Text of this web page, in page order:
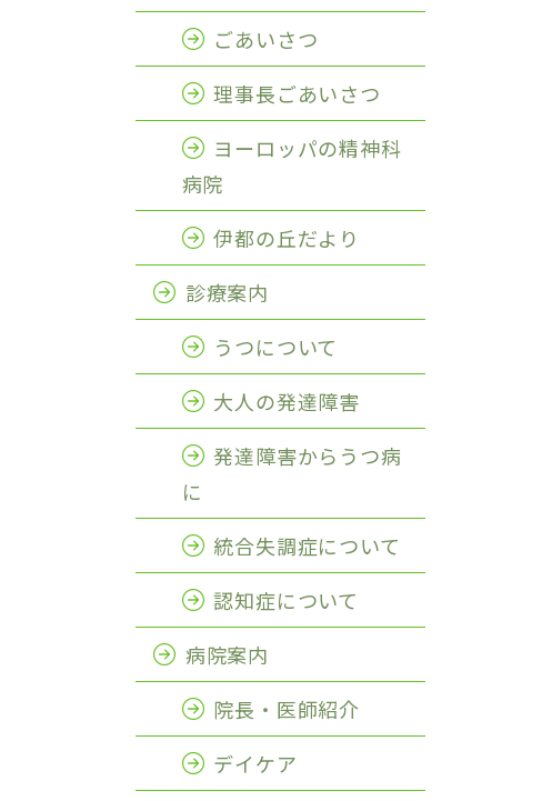
ごあいさつ
理事長ごあいさつ
ヨーロッパの精神科
病院
伊都の丘だより
診療案内
うつについて
大人の発達障害
発達障害からうつ病
に
統合失調症について
認知症について
病院案内
院長・医師紹介
デイケア